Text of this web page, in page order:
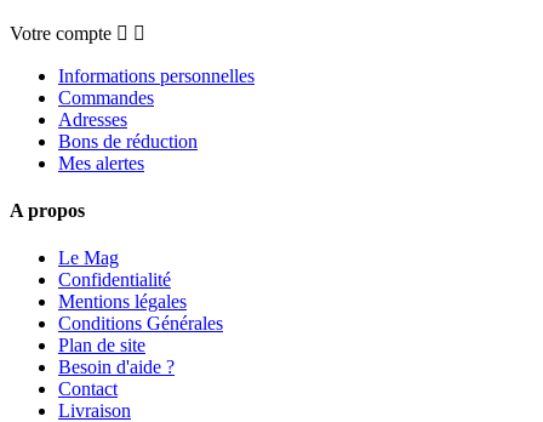
Votre compte  
Informations personnelles
Commandes
Adresses
Bons de réduction
Mes alertes
A propos
Le Mag
Confidentialité
Mentions légales
Conditions Générales
Plan de site
Besoin d'aide ?
Contact
Livraison